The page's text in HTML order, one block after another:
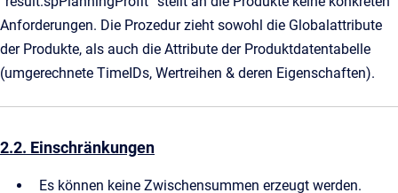
Anforderungen. Die Prozedur zieht sowohl die Globalattribute
der Produkte, als auch die Attribute der Produktdatentabelle
(umgerechnete TimeIDs, Wertreihen & deren Eigenschaften).
2.2. Einschränkungen
Es können keine Zwischensummen erzeugt werden.